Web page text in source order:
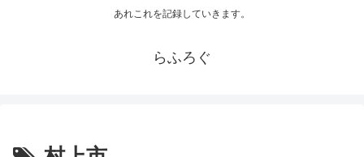
あれこれを記録していきます。
らふろぐ